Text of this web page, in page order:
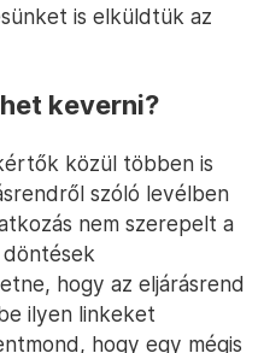
is elküldtük az
keverni?
közül többen is
szóló levélben
nem szerepelt a
hogy az eljárásrend
ilyen linkeket
hogy egy mégis